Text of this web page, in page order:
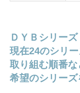
ＤＹＢシリーズ
現在24のシリー
取り組む順番
希望のシリーズ